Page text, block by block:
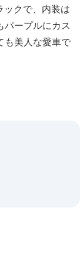
クで、内装は
パープルにカス
も美人な愛車で